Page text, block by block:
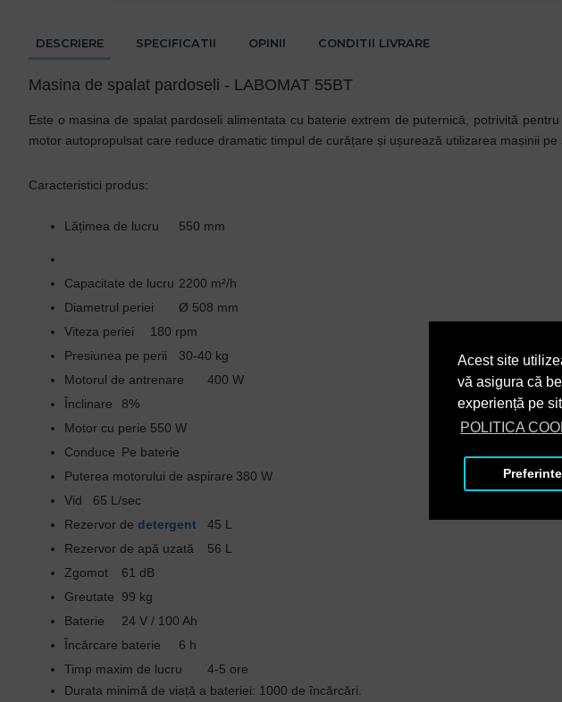
Acest site
vă asigura că
experiență pe
POLITICA
Preferinte
DESCRIERE SPECIFICATII OPINII CONDITII LIVRARE
Masina de spalat pardoseli - LABOMAT 55BT
Este o masina de spalat pardoseli alimentata cu baterie extrem de puternică, potrivită
motor autopropulsat care reduce dramatic timpul de curățare și ușurează utilizarea mașinii pe
Caracteristici produs:
Lățimea de lucru 550 mm
Capacitate de lucru 2200 m²/h
Diametrul periei
Ø 508 mm
Viteza periei
180 rpm
Presiunea pe perii
30-40 kg
Motorul de antrenare
400 W
Înclinare
8%
Motor cu perie 550 W
Conduce Pe baterie
Puterea motorului de aspirare 380 W
Vid
65 L/sec
Rezervor de detergent
45 L
Rezervor de apă uzată
56 L
Zgomot
61 dB
Greutate
99 kg
Baterie
24 V / 100 Ah
Încărcare baterie
6 h
Timp maxim de lucru
4-5 ore
Durata minimă de viață a bateriei: 1000 de încărcări.